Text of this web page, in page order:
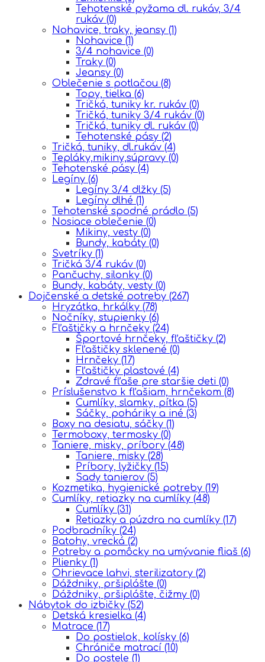
Tehotenské pyžama dl. rukáv, 3/4
rukáv (0)
Nohavice, traky, jeansy (1)
Nohavice (1)
3/4 nohavice (0)
Traky (0)
Jeansy (0)
Oblečenie s potlačou (8)
Topy, tielka (6)
Tričká, tuniky kr. rukáv (0)
Tričká, tuniky 3/4 rukáv (0)
Tričká, tuniky dl. rukáv (0)
Tehotenské pásy (2)
Tričká, tuniky, dl.rukáv (4)
Tepláky,mikiny,súpravy (0)
Tehotenské pásy (4)
Legíny (6)
Legíny 3/4 dlžky (5)
Legíny dlhé (1)
Tehotenské spodné prádlo (5)
Nosiace oblečenie (0)
Mikiny, vesty (0)
Bundy, kabáty (0)
Svetríky (1)
Tričká 3/4 rukáv (0)
Pančuchy, silonky (0)
Bundy, kabáty, vesty (0)
Dojčenské a detské potreby (267)
Hryzátka, hrkálky (78)
Nočníky, stupienky (6)
Fľaštičky a hrnčeky (24)
Športové hrnčeky, fľaštičky (2)
Fľaštičky sklenené (0)
Hrnčeky (17)
Fľaštičky plastové (4)
Zdravé fľaše pre staršie deti (0)
Príslušenstvo k fľašiam, hrnčekom (8)
Cumlíky, slamky, pítka (5)
Sáčky, poháriky a iné (3)
Boxy na desiatu, sáčky (1)
Termoboxy, termosky (0)
Taniere, misky, príbory (48)
Taniere, misky (28)
Príbory, lyžičky (15)
Sady tanierov (5)
Kozmetika, hygienické potreby (19)
Cumlíky, retiazky na cumlíky (48)
Cumlíky (31)
Retiazky a púzdra na cumlíky (17)
Podbradníky (24)
Batohy, vrecká (2)
Potreby a pomôcky na umývanie fliaš (6)
Plienky (1)
Ohrievace lahvi, sterilizatory (2)
Dáždniky, pršiplášte (0)
Dáždniky, pršiplášte, čižmy (0)
Nábytok do izbičky (52)
Detská kresielka (4)
Matrace (17)
Do postielok, kolísky (6)
Chrániče matrací (10)
Do postele (1)